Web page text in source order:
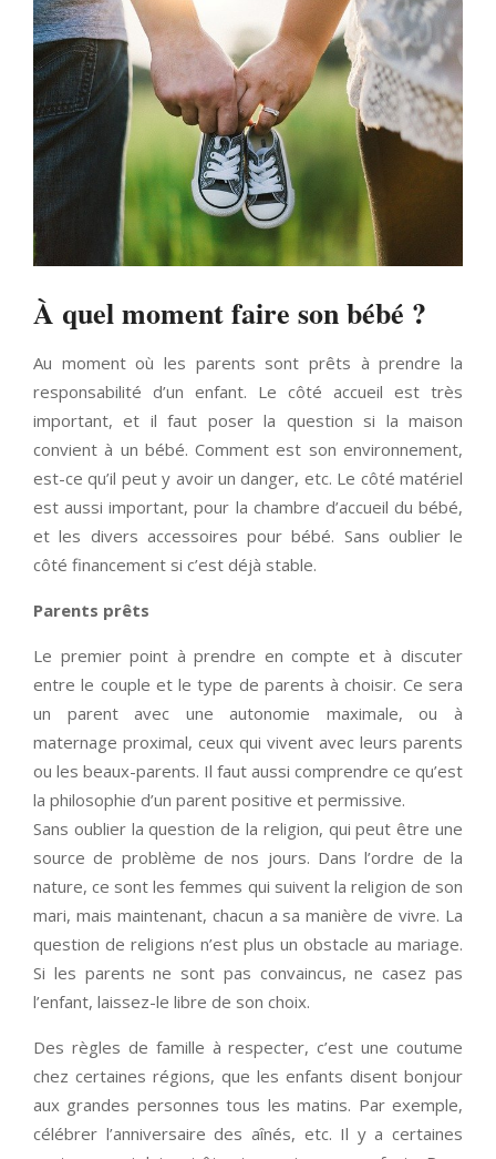
À quel moment faire son bébé ?
Au moment où les parents sont prêts à prendre la
responsabilité d’un enfant. Le côté accueil est très
important, et il faut poser la question si la maison
convient à un bébé. Comment est son environnement,
est-ce qu’il peut y avoir un danger, etc. Le côté matériel
est aussi important, pour la chambre d’accueil du bébé,
et les divers accessoires pour bébé. Sans oublier le
côté financement si c’est déjà stable.
Parents prêts
Le premier point à prendre en compte et à discuter
entre le couple et le type de parents à choisir. Ce sera
un parent avec une autonomie maximale, ou à
maternage proximal, ceux qui vivent avec leurs parents
ou les beaux-parents. Il faut aussi comprendre ce qu’est
la philosophie d’un parent positive et permissive.
Sans oublier la question de la religion, qui peut être une
source de problème de nos jours. Dans l’ordre de la
nature, ce sont les femmes qui suivent la religion de son
mari, mais maintenant, chacun a sa manière de vivre. La
question de religions n’est plus un obstacle au mariage.
Si les parents ne sont pas convaincus, ne casez pas
l’enfant, laissez-le libre de son choix.
Des règles de famille à respecter, c’est une coutume
chez certaines régions, que les enfants disent bonjour
aux grandes personnes tous les matins. Par exemple,
célébrer l’anniversaire des aînés, etc. Il y a certaines